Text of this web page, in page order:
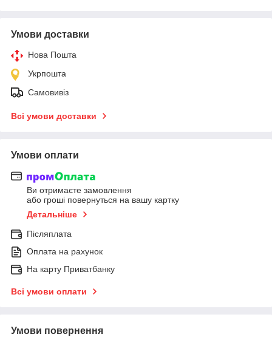
Умови доставки
Нова Пошта
Укрпошта
Самовивіз
Всі умови доставки
Умови оплати
Ви отримаєте замовлення
або гроші повернуться на вашу картку
Детальніше
Післяплата
Оплата на рахунок
На карту Приватбанку
Всі умови оплати
Умови повернення